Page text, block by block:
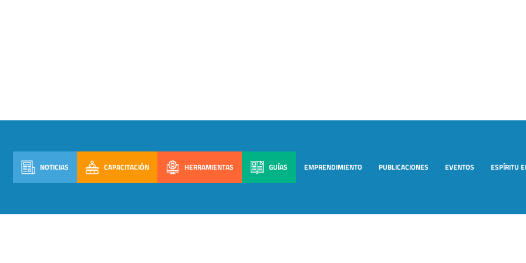
NOTICIAS CAPACITACIÓN HERRAMIENTAS GUÍAS EMPRENDIMIENTO PUBLICACIONES EVENTOS ESPÍRITU